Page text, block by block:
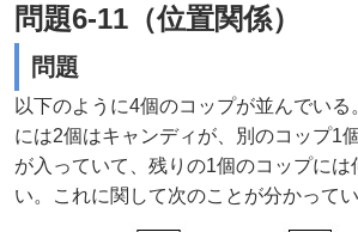
問題6-11 （位置関係）
問題
以下のように4個のコップが並んでいる
には2個はキャンディが、別のコップ1
が入っていて、残りの1個のコップには
い。これに関して次のことが分かってい